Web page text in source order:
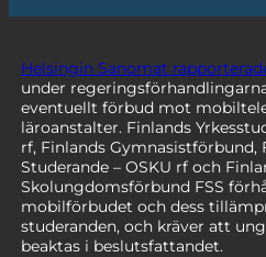
Helsingin Sanomat
under
eventuellt förbud mot
läroanstalter. Finlands
rf, Finlands Gymnasistförbund,
Studerande – OSKU rf och
Skolungdomsförbund FSS
mobilförbudet och dess
studeranden, och kräver att
beaktas i beslutsfattandet.